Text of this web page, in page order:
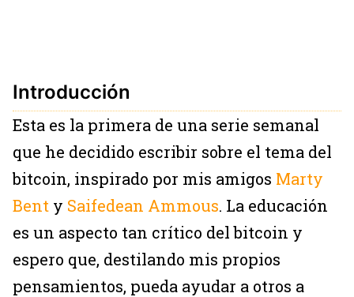
Introducción
Esta es la primera de una serie semanal
que he decidido escribir sobre el tema del
bitcoin, inspirado por mis amigos Marty
Bent y Saifedean Ammous. La educación
es un aspecto tan crítico del bitcoin y
espero que, destilando mis propios
pensamientos, pueda ayudar a otros a